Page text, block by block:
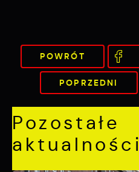
POWRÓT
POPRZEDNI
Pozostałe
aktualności